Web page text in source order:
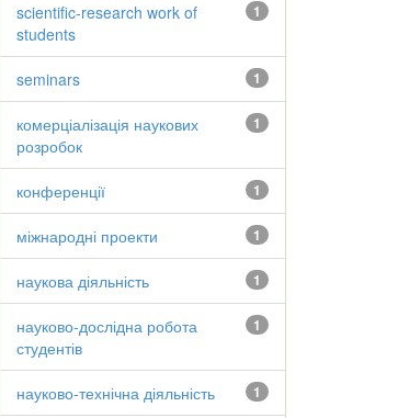
1
scientific-research work of
students
1
seminars
1
комерціалізація наукових
розробок
1
конференції
1
міжнародні проекти
1
наукова діяльність
1
науково-дослідна робота
студентів
1
науково-технічна діяльність